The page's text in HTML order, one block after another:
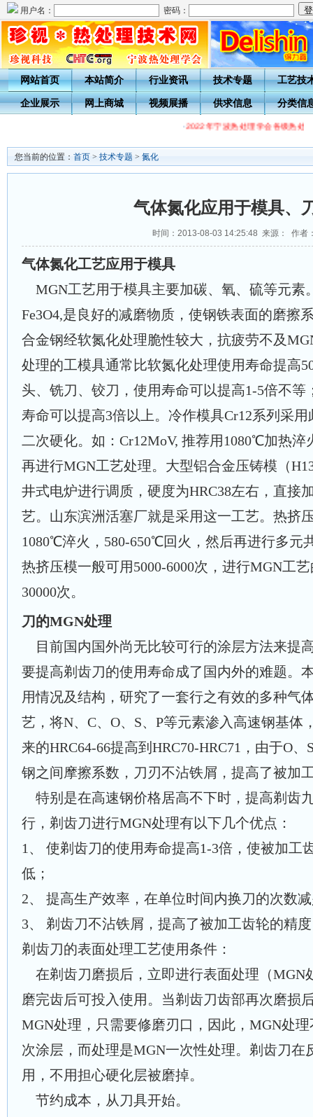
用户名： 密码：
网站首页 本站简介 行业资讯 技术专题 工艺技
企业展示 网上商城 视频展播 供求信息 分类信
2022年宁波热处理学会各级热处
您当前的位置： 首页 > 技术专题 > 氮化
气体氮化应用于模具、
时间：2013-08-03 14:25:48 来源： 作者
气体氮化工艺应用于模具
MGN工艺用于模具主要加碳、氧、硫等元素
Fe3O4,是良好的减磨物质，使钢铁表面的磨擦
合金钢经软氮化处理脆性较大，抗疲劳不及
处理的工模具通常比软氮化处理使用寿命提高
头、铣刀、铰刀，使用寿命可以提高1-5倍不等
寿命可以提高3倍以上。冷作模具Cr12系列采
二次硬化。如：Cr12MoV, 推荐用1080℃加热
再进行MGN工艺处理。大型铝合金压铸模（
井式电炉进行调质，硬度为HRC38左右，直接
艺。山东滨洲活塞厂就是采用这一工艺。热挤
1080℃淬火，580-650℃回火，然后再进行多元
热挤压模一般可用5000-6000次，进行MGN工
30000次。
刀的MGN处理
目前国内国外尚无比较可行的涂层方法来提
要提高剃齿刀的使用寿命成了国内外的难题。
用情况及结构，研究了一套行之有效的多种气
艺，将N、C、O、S、P等元素渗入高速钢基体
来的HRC64-66提高到HRC70-HRC71，由于O
钢之间摩擦系数，刀刃不沾铁屑，提高了被加
特别是在高速钢价格居高不下时，提高剃齿
行，剃齿刀进行MGN处理有以下几个优点：
1、 使剃齿刀的使用寿命提高1-3倍，使被加工
低；
2、 提高生产效率，在单位时间内换刀的次数
3、 剃齿刀不沾铁屑，提高了被加工齿轮的精
剃齿刀的表面处理工艺使用条件：
在剃齿刀磨损后，立即进行表面处理（MGN
磨完齿后可投入使用。当剃齿刀齿部再次磨损
MGN处理，只需要修磨刃口，因此，MGN处
次涂层，而处理是MGN一次性处理。剃齿刀在
用，不用担心硬化层被磨掉。
节约成本，从刀具开始。